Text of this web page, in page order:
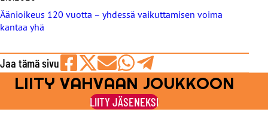
Äänioikeus 120 vuotta – yhdessä vaikuttamisen voima
kantaa yhä
Jaa tämä sivu
Jaa
Facebookissa
Jaa
viestipalvelu
X:ssä
Jaa
sähköpostilla
Jaa
WhatsAppilla
Jaa
Telegramilla
LIITY VAHVAAN JOUKKOON
LIITY JÄSENEKSI